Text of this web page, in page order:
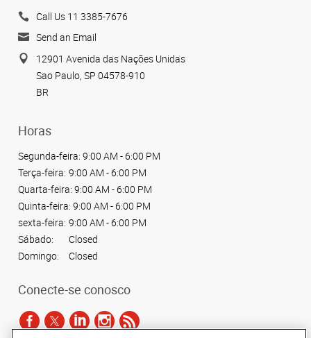
Call Us 11 3385-7676
Send an Email
12901 Avenida das Nações Unidas
Sao Paulo, SP 04578-910
BR
Horas
Segunda-feira: 9:00 AM - 6:00 PM
Terça-feira: 9:00 AM - 6:00 PM
Quarta-feira: 9:00 AM - 6:00 PM
Quinta-feira: 9:00 AM - 6:00 PM
sexta-feira: 9:00 AM - 6:00 PM
Sábado:
Closed
Domingo:
Closed
Conecte-se conosco